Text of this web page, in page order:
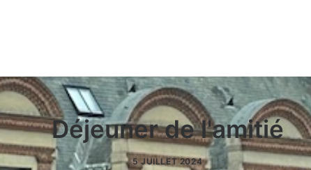
Déjeuner de l'amitié
5 JUILLET 2024